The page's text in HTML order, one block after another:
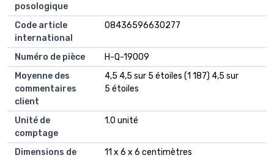
posologique
Code article
international
08436596630277
Numéro de pièce
H-Q-19009
Moyenne des
commentaires
client
4,5 4,5 sur 5 étoiles (1 187) 4,5 sur
5 étoiles
Unité de
comptage
1.0 unité
Dimensions de
11 x 6 x 6 centimètres